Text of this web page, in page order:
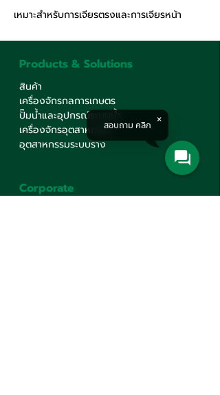
เหมาะสำหรับการเจียรตรงและการเจียรหน้า
Products & Solutions
สินค้า
เครื่องจักรกลการเกษตร
ปั๊มน้ำและอุปกรณ์ระบบน้ำ
เครื่องจักรอุตสาหกรรม
อุตสาหกรรมระบบราง
Corporate
สอบถาม คลิก